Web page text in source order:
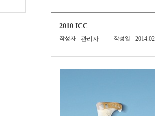
2010 ICC
작성자 관리자 작성일